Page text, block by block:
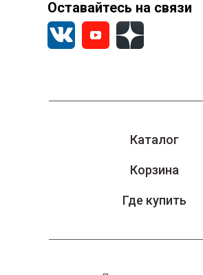
Каталог
Корзина
Где купить
Оставайтесь на связи